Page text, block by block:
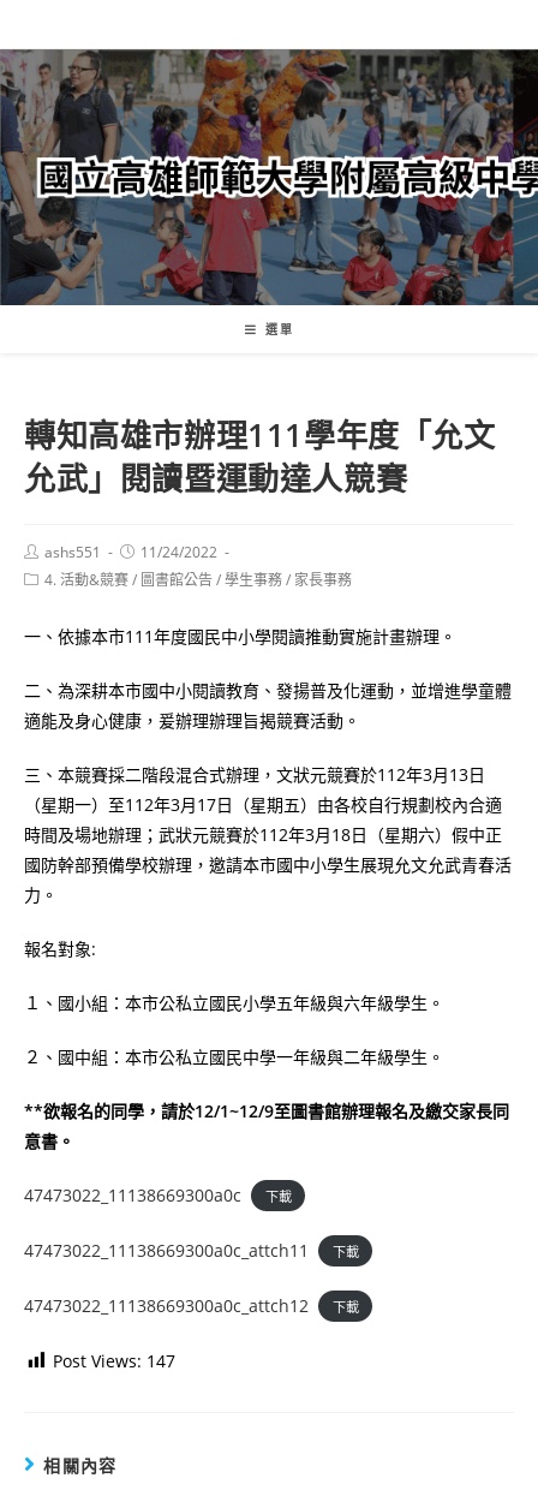
轉
至
主
內
容
選單
轉知高雄市辦理111學年度「允文
允武」閱讀暨運動達人競賽
Post
author:
ashs551
Post
published:
11/24/2022
Post4. 活動&競賽/ 圖書館公告/學生事務/ 家長事務
一、依據本市111年度國民中小學閱讀推動實施計畫辦理。
二、為深耕本市國中小閱讀教育、發揚普及化運動，並增進學童體
適能及身心健康，爰辦理辦理旨揭競賽活動。
三、本競賽採二階段混合式辦理，文狀元競賽於112年3月13日
（星期一）至112年3月17日（星期五）由各校自行規劃校內合適
時間及場地辦理；武狀元競賽於112年3月18日（星期六）假中正
國防幹部預備學校辦理，邀請本市國中小學生展現允文允武青春活
力。
報名對象:
１、國小組：本市公私立國民小學五年級與六年級學生。
２、國中組：本市公私立國民中學一年級與二年級學生。
**欲報名的同學，請於12/1~12/9至圖書館辦理報名及繳交家長同
意書。
47473022_11138669300a0c 下載
47473022_11138669300a0c_attch11 下載
47473022_11138669300a0c_attch12 下載
Post Views: 147
相關內容